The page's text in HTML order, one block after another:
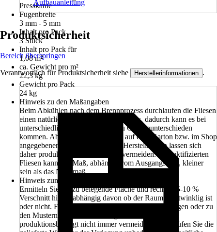
Presskante
Fugenbreite
3 mm - 5 mm
Inhalt pro Pack
3 Stück
Inhalt pro Pack für
1,08 m²
ca. Gewicht pro m²
22,3 kg
Gewicht pro Pack
24 kg
Hinweis zu den Maßangaben
Beim Abkühlen nach dem Brennprozess durchlaufen die Fliesen
einen natürlichen Schrumpfungsprozess, dadurch kann es bei
unterschiedlichen Produktionen zu Größenunterschieden
kommen. Abweichungen von den auf dem Karton bzw. im Shop
angegebenen Nennmaßen zu den Herstellmaßen lassen sich
daher produktionstechnisch nicht vermeiden. Bei rektifizierten
Fliesen kann das Maß, abhängig vom Ausgangsmaß, kleiner
sein als das Nennmaß.
Hinweis zum Flieseneinkauf
Ermitteln Sie die zu belegende Fläche und rechnen 5-10 %
Verschnitt hinzu, abhängig davon ob der Raum rechtwinklig ist
oder nicht. Farbabweichungen zu früheren Lieferungen oder zu
den Mustern im Markt sind möglich und lassen sich
produktionsbedingt nicht immer vermeiden. Bitte prüfen Sie die
Aufbauanleitung
Produktsicherheit
Bereich überspringen
Verantwortlich für Produktsicherheit siehe Herstellerinformationen .